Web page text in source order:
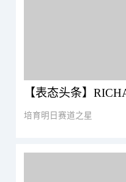
培育明日赛道之星